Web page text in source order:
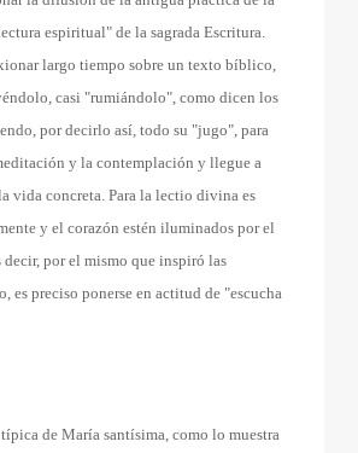
espiritual" de la sagrada Escritura.
largo tiempo sobre un texto bíblico,
casi "rumiándolo", como dicen los
por decirlo así, todo su "jugo", para
y la contemplación y llegue a
vida concreta. Para la lectio divina es
y el corazón estén iluminados por el
decir, por el mismo que inspiró las
es preciso ponerse en actitud de "escucha
de María santísima, como lo muestra